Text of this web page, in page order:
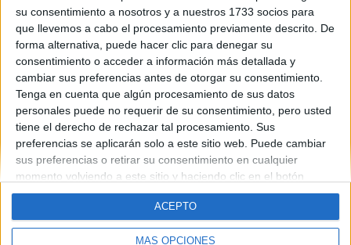
su consentimiento a nosotros y a nuestros 1733 socios para
que llevemos a cabo el procesamiento previamente descrito. De
forma alternativa, puede hacer clic para denegar su
consentimiento o acceder a información más detallada y
cambiar sus preferencias antes de otorgar su consentimiento.
Tenga en cuenta que algún procesamiento de sus datos
personales puede no requerir de su consentimiento, pero usted
tiene el derecho de rechazar tal procesamiento. Sus
preferencias se aplicarán solo a este sitio web. Puede cambiar
sus preferencias o retirar su consentimiento en cualquier
momento volviendo a este sitio y haciendo clic en el botón
"Privacidad" en la parte inferior de la página web.
MÁS OPCIONES
ACEPTO
Quiénes somos| Contactar|Anúnciate
Aviso legal|Politica de privacidad |Condiciones generales
de cookies
© 2003-2026Compás Mediterráneo S.L.- Diego de León 47 - 28006
Madrid [ESPAÑA] - Tel. +34 91 593 2767